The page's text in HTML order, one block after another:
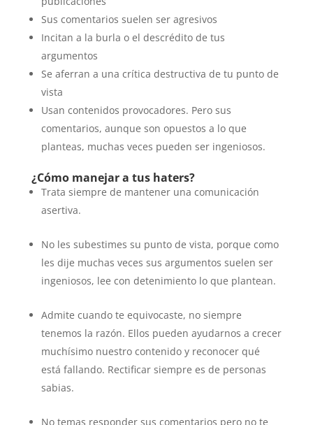
Sus comentarios suelen ser agresivos
Incitan a la burla o el descrédito de tus
argumentos
Se aferran a una crítica destructiva de tu punto de
vista
Usan contenidos provocadores. Pero sus
comentarios, aunque son opuestos a lo que
planteas, muchas veces pueden ser ingeniosos.
¿Cómo manejar a tus haters?
Trata siempre de mantener una comunicación
asertiva.
No les subestimes su punto de vista, porque como
les dije muchas veces sus argumentos suelen ser
ingeniosos, lee con detenimiento lo que plantean.
Admite cuando te equivocaste, no siempre
tenemos la razón. Ellos pueden ayudarnos a crecer
muchísimo nuestro contenido y reconocer qué
está fallando. Rectificar siempre es de personas
sabias.
No temas responder sus comentarios pero no te